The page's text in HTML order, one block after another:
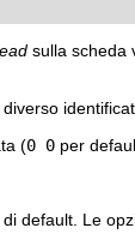
sulla scheda
(0 0 per
default. Le